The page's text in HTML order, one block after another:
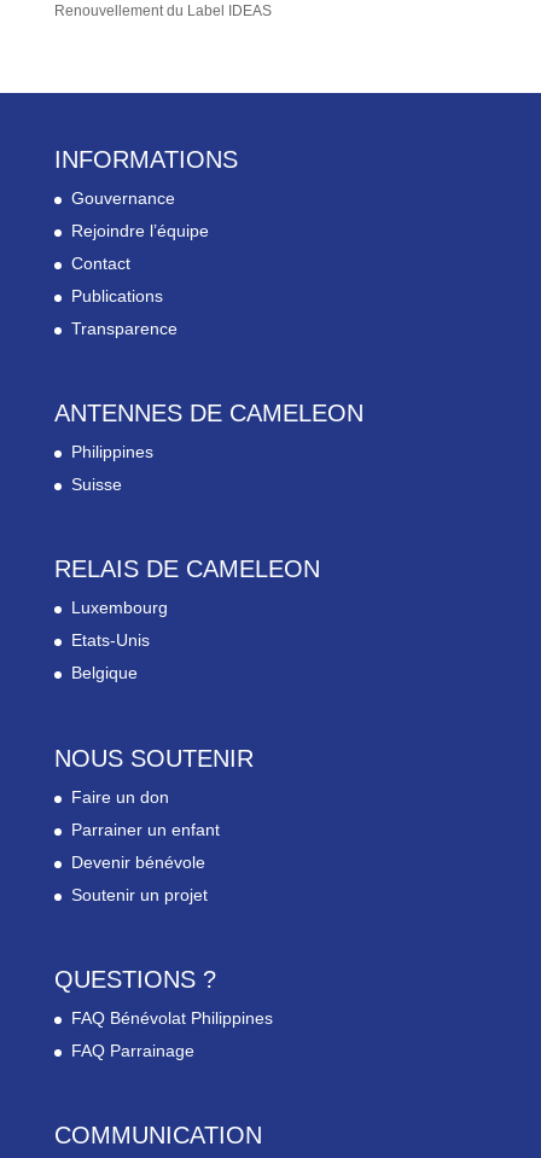
Renouvellement du Label IDEAS
INFORMATIONS
Gouvernance
Rejoindre l’équipe
Contact
Publications
Transparence
ANTENNES DE CAMELEON
Philippines
Suisse
RELAIS DE CAMELEON
Luxembourg
Etats-Unis
Belgique
NOUS SOUTENIR
Faire un don
Parrainer un enfant
Devenir bénévole
Soutenir un projet
QUESTIONS ?
FAQ Bénévolat Philippines
FAQ Parrainage
COMMUNICATION